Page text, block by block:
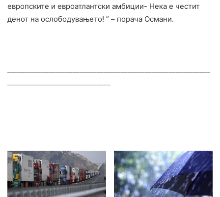
европските и евроатлантски амбиции- Нека е честит
денот на ослободувањето! ” – порача Османи.